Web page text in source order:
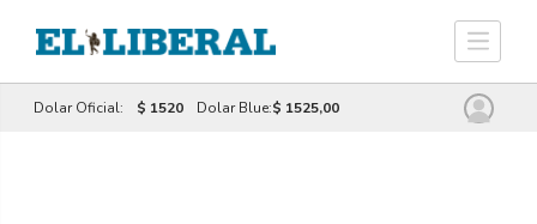
Dolar Oficial: $ 1520 Dolar Blue:$ 1525,00